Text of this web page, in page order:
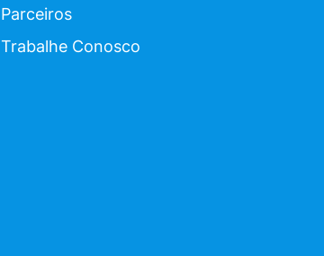
Parceiros
Trabalhe Conosco